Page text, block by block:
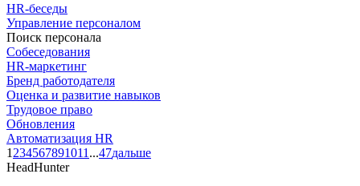
HR-беседы
Управление персоналом
Поиск персонала
Собеседования
HR-маркетинг
Бренд работодателя
Оценка и развитие навыков
Трудовое право
Обновления
Автоматизация HR
1 234567891011 ...47дальше
HeadHunter